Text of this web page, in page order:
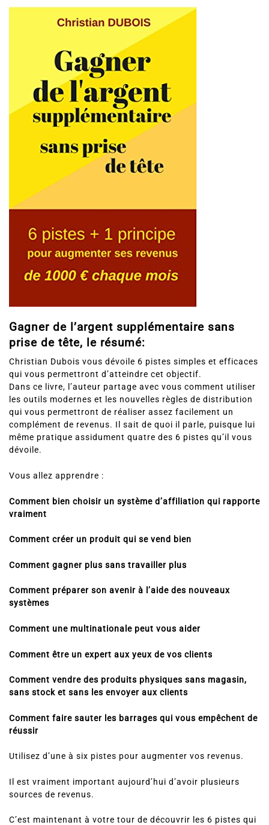
Gagner de l’argent supplémentaire sans
prise de tête, le résumé:
Christian Dubois vous dévoile 6 pistes simples et efficaces
qui vous permettront d’atteindre cet objectif.
Dans ce livre, l’auteur partage avec vous comment utiliser
les outils modernes et les nouvelles règles de distribution
qui vous permettront de réaliser assez facilement un
complément de revenus. Il sait de quoi il parle, puisque lui
même pratique assidument quatre des 6 pistes qu’il vous
dévoile.
Vous allez apprendre :
Comment bien choisir un système d’affiliation qui rapporte
vraiment
Comment créer un produit qui se vend bien
Comment gagner plus sans travailler plus
Comment préparer son avenir à l’aide des nouveaux
systèmes
Comment une multinationale peut vous aider
Comment être un expert aux yeux de vos clients
Comment vendre des produits physiques sans magasin,
sans stock et sans les envoyer aux clients
Comment faire sauter les barrages qui vous empêchent de
réussir
Utilisez d’une à six pistes pour augmenter vos revenus.
Il est vraiment important aujourd’hui d’avoir plusieurs
sources de revenus.
C’est maintenant à votre tour de découvrir les 6 pistes qui